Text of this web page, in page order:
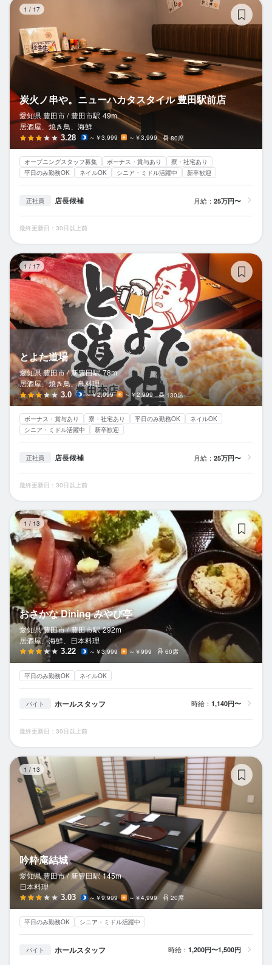
1 / 17
炭火ノ串や。ニューハカタスタイル 豊田駅前店
愛知県 豊田市 / 豊田市駅 49m
居酒屋、焼き鳥、海鮮
3.28 ～￥3,999 ～￥3,999 80席
オープニングスタッフ募集 ボーナス・賞与あり
寮・社宅あり
平日のみ勤務OK
ネイルOK シニア・ミドル活躍中 新卒歓迎
正社員 店長候補 月給： 25万円〜
最終更新日：30日以上前
1 / 17
とよた道場
愛知県 豊田市 / 新豊田駅 78m
居酒屋、焼き鳥、鳥料理
3.0 ～￥2,999 ～￥2,999 130席
ボーナス・賞与あり 寮・社宅あり 平日のみ勤務OK
ネイルOK
シニア・ミドル活躍中
新卒歓迎
正社員 店長候補 月給： 25万円〜
最終更新日：30日以上前
1 / 13
おさかな Dining みやび亭
愛知県 豊田市 / 豊田市駅 292m
居酒屋、海鮮、日本料理
3.22 ～￥3,999 ～￥999 60席
平日のみ勤務OK ネイルOK
バイト ホールスタッフ 時給： 1,140円〜
最終更新日：30日以上前
1 / 13
吟粋庵結城
愛知県 豊田市 / 新豊田駅 145m
日本料理
3.03 ～￥9,999 ～￥4,999 20席
平日のみ勤務OK シニア・ミドル活躍中
バイト ホールスタッフ 時給： 1,200円〜1,500円